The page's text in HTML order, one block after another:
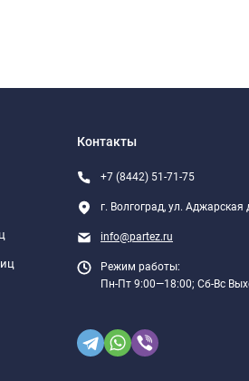
Контакты
+7 (8442) 51-71-75
г. Волгоград, ул. Аджарская
info@partez.ru
Режим работы:
Пн-Пт 9:00—18:00; Сб-Вс